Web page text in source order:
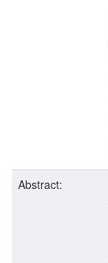
Abstract: